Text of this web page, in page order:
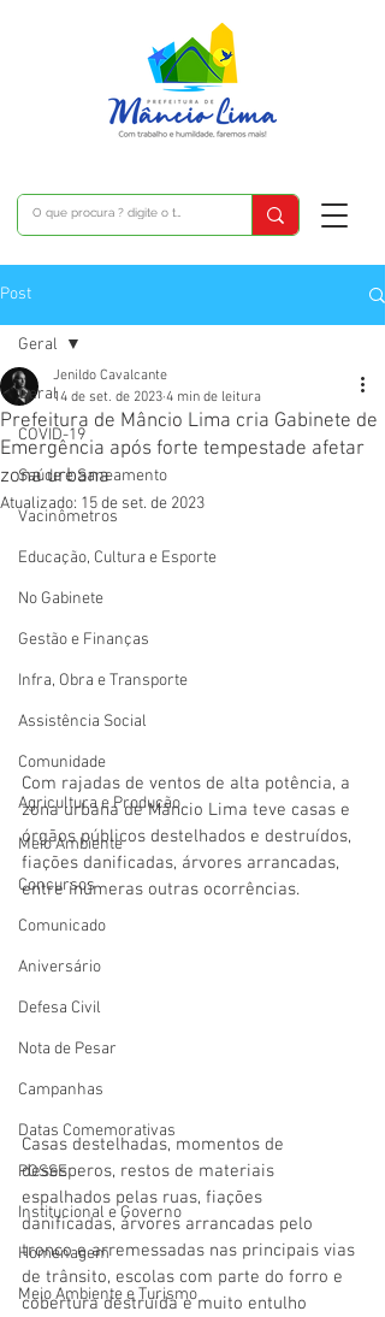
Post
Geral
COVID-19
Saúde e Saneamento
Vacinômetros
Educação, Cultura e Esporte
No Gabinete
Gestão e Finanças
Infra, Obra e Transporte
Assistência Social
Comunidade
Agricultura e Produção
Meio Ambiente
Concursos
Comunicado
Aniversário
Defesa Civil
Nota de Pesar
Campanhas
Datas Comemorativas
POSSE
Institucional e Governo
Homenagem
Meio Ambiente e Turismo
Geral
Prefeitura de Mâncio Lima cria Gabinete de
Emergência após forte tempestade afetar
zona urbana
Jenildo Cavalcante
14 de set. de 2023 4 min de leitura
Atualizado: 15 de set. de 2023
Com rajadas de ventos de alta potência, a
zona urbana de Mâncio Lima teve casas e
órgãos públicos destelhados e destruídos,
fiações danificadas, árvores arrancadas,
entre inúmeras outras ocorrências.
Casas destelhadas, momentos de
desesperos, restos de materiais
espalhados pelas ruas, fiações
danificadas, árvores arrancadas pelo
tronco e arremessadas nas principais vias
de trânsito, escolas com parte do forro e
cobertura destruída e muito entulho